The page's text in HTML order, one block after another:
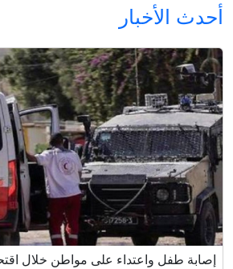
أحدث الأخبار
إصابة طفل واعتداء على مواطن خلال